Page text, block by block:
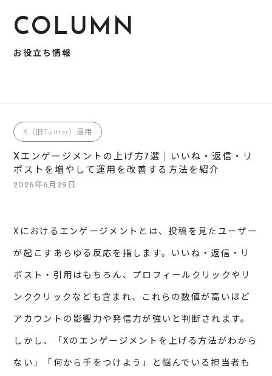
COLUMN
お役立ち情報
X（旧Twitter）運用
Xエンゲージメントの上げ方7選｜いいね・返信・リ
ポストを増やして運用を改善する方法を紹介
2026年6月29日
Xにおけるエンゲージメントとは、投稿を見たユーザー
が起こすあらゆる反応を指します。いいね・返信・リ
ポスト・引用はもちろん、プロフィールクリックやリ
ンククリックなども含まれ、これらの数値が高いほど
アカウントの影響力や発信力が強いと判断されます。
しかし、「Xのエンゲージメントを上げる方法がわから
ない」「何から手をつけよう」と悩んでいる担当者も